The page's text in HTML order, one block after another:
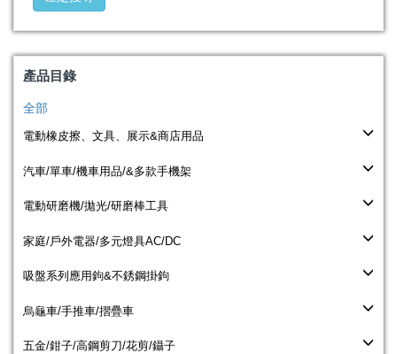
產品目錄
全部
電動橡皮擦、文具、展示&商店用品
汽車/單車/機車用品/&多款手機架
電動研磨機/拋光/研磨棒工具
家庭/戶外電器/多元燈具AC/DC
吸盤系列應用鉤&不銹鋼掛鉤
烏龜車/手推車/摺疊車
五金/鉗子/高鋼剪刀/花剪/鑷子